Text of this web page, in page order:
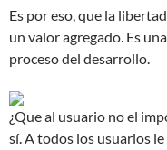
Es por eso, que la
un valor agregado. Es
proceso del desarrollo.
¿Que al usuario no el
sí. A todos los usuarios